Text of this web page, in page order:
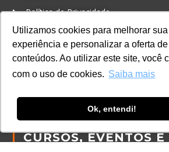
Utilizamos cookies para melhorar sua
experiência e personalizar a oferta de
conteúdos. Ao utilizar este site, você
com o uso de cookies. Saiba mais
Ok, entendi!
Política de Privacidade
Política de Cookies
Código de Conduta
GRADUAÇÃO
Autenticação de documentos
CURSOS, EVENTOS E